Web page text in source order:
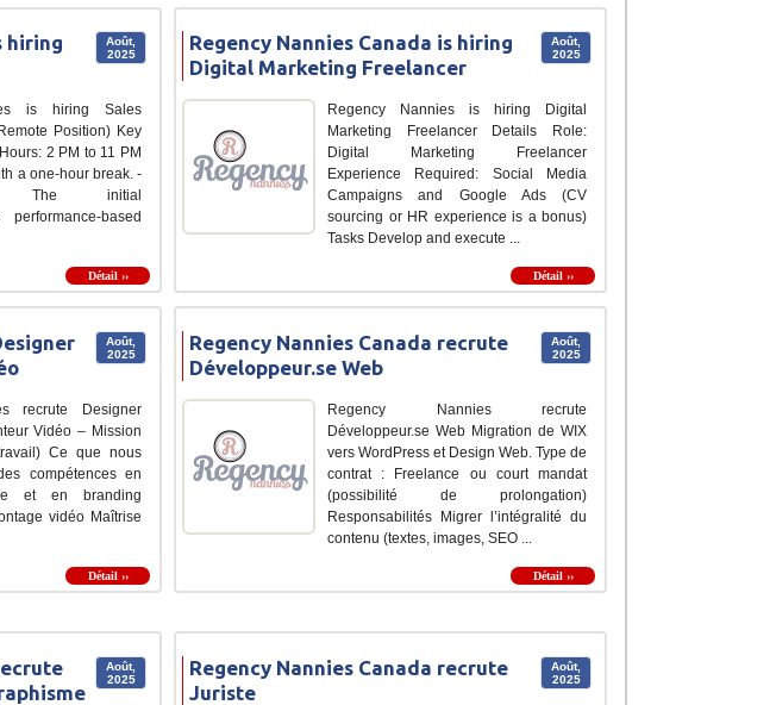
Août,
2025
hiring
is hiring Sales
Position) Key
2 PM to 11 PM
a one-hour break. -
The initial
based
Détail ››
Août,
2025
Regency Nannies Canada is hiring
Digital Marketing Freelancer
Regency Nannies is hiring Digital
Marketing Freelancer Details Role:
Digital Marketing Freelancer
Experience Required: Social Media
Campaigns and Google Ads (CV
sourcing or HR experience is a bonus)
Tasks Develop and execute ...
Détail ››
Août,
2025
recrute Designer
Vidéo – Mission
Ce que nous
compétences en
et en branding
vidéo Maîtrise
Détail ››
Août,
2025
Regency Nannies Canada recrute
Développeur.se Web
Regency Nannies recrute
Développeur.se Web Migration de WIX
vers WordPress et Design Web. Type de
contrat : Freelance ou court mandat
(possibilité de prolongation)
Responsabilités Migrer l’intégralité du
contenu (textes, images, SEO ...
Détail ››
Août,
2025
Août,
2025
Regency Nannies Canada recrute
Juriste